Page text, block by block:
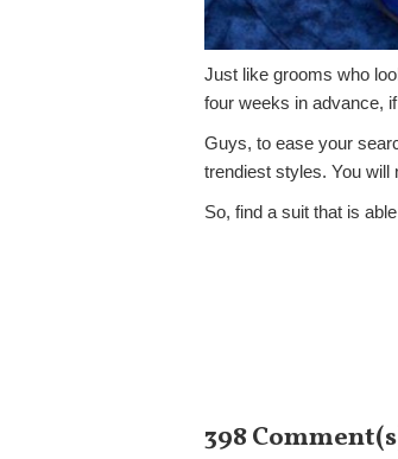
Just like grooms who
four weeks in advance,
Guys, to ease your
trendiest styles. You will
So, find a suit that is
398